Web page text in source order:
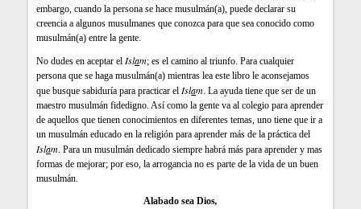
embargo, cuando la persona se hace musulmán(a), puede declarar su
creencia a algunos musulmanes que conozca para que sea conocido como
musulmán(a) entre la gente.
No dudes en aceptar elIslam; es el camino al triunfo. Para cualquier
persona que se haga musulmán(a) mientras lea este libro le aconsejamos
que busque sabiduría para practicar elIslam. La ayuda tiene que ser de un
maestro musulmán fidedigno. Así como la gente va al colegio para aprender
de aquellos que tienen conocimientos en diferentes temas, uno tiene que ir a
un musulmán educado en la religión para aprender más de la práctica del
Islam. Para un musulmán dedicado siempre habrá más para aprender y mas
formas de mejorar; por eso, la arrogancia no es parte de la vida de un buen
musulmán.
Alabado sea Dios,